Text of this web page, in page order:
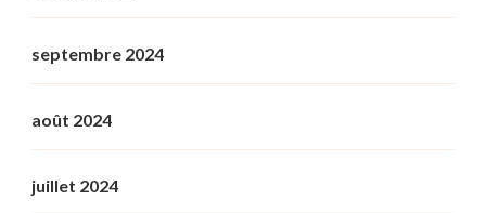
septembre 2024
août 2024
juillet 2024